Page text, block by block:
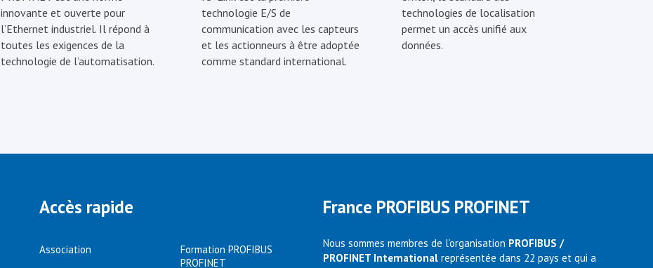
innovante et ouverte pour
l’Ethernet industriel. Il répond à
toutes les exigences de la
technologie de l’automatisation.
technologie E/S de
communication avec les capteurs
et les actionneurs à être adoptée
comme standard international.
technologies de localisation
permet un accès unifié aux
données.
Accès rapide
Association
Formation PROFIBUS
PROFINET
France PROFIBUS PROFINET
Nous sommes membres de l’organisation PROFIBUS /
PROFINET Internationalreprésentée dans 22 pays et qui a